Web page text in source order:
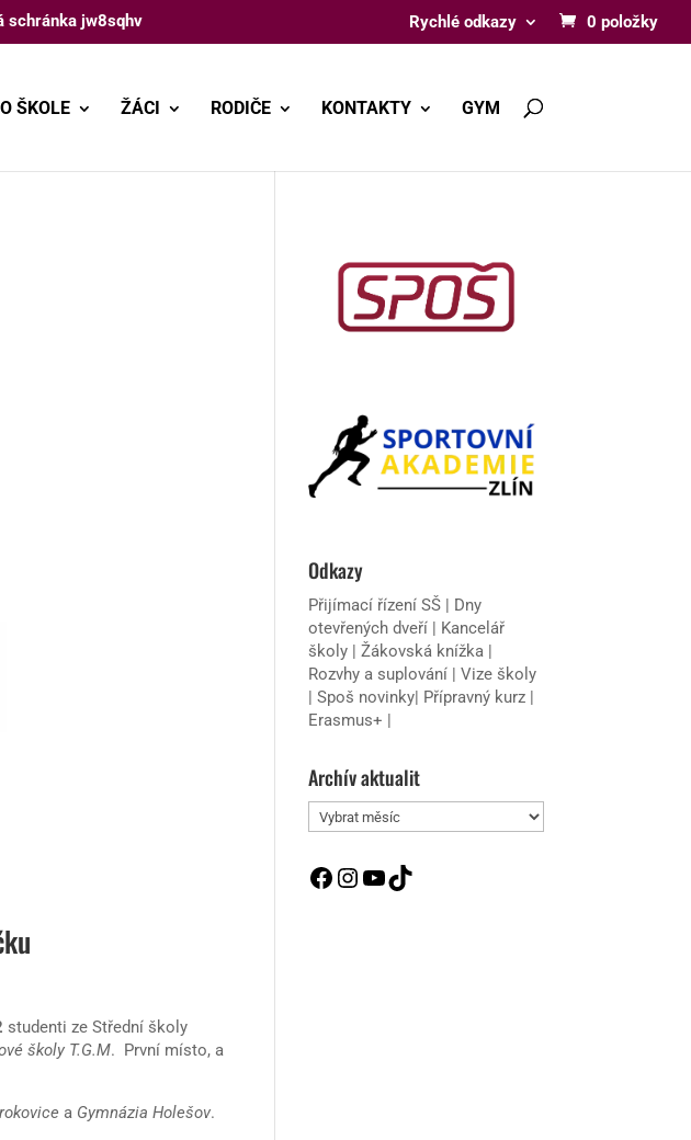
schránka jw8sqhv Rychlé odkazy 0 položky
O ŠKOLE ŽÁCI RODIČE KONTAKTY GYM
studenti ze Střední školy
školy T.G.M. První místo, a
a Gymnázia Holešov.
Odkazy
Přijímací řízení SŠ| Dny
otevřených dveří| Kancelář
školy| Žákovská knížka|
Rozvhy a suplování | Vize školy
| Spoš novinky| Přípravný kurz|
Erasmus+ |
Archív aktualit
Archív
aktualit
Facebook
Instagram
YouTube
TikTok